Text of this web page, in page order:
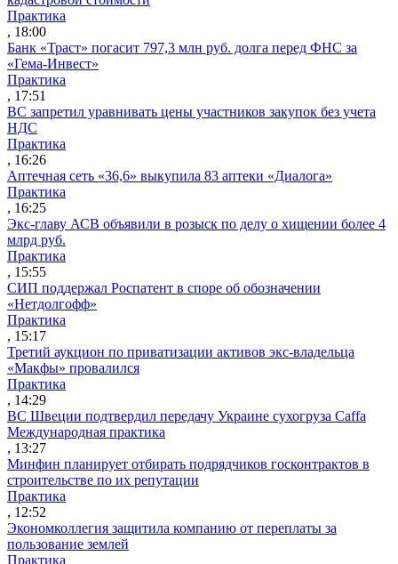
Практика
, 18:00
Банк «Траст» погасит 797,3 млн руб. долга перед ФНС за
«Гема-Инвест»
Практика
, 17:51
ВС запретил уравнивать цены участников закупок без учета
НДС
Практика
, 16:26
Аптечная сеть «36,6» выкупила 83 аптеки «Диалога»
Практика
, 16:25
Экс-главу АСВ объявили в розыск по делу о хищении более 4
млрд руб.
Практика
, 15:55
СИП поддержал Роспатент в споре об обозначении
«Нетдолгофф»
Практика
, 15:17
Третий аукцион по приватизации активов экс-владельца
«Макфы» провалился
Практика
, 14:29
ВС Швеции подтвердил передачу Украине сухогруза Caffa
Международная практика
, 13:27
Минфин планирует отбирать подрядчиков госконтрактов в
строительстве по их репутации
Практика
, 12:52
Экономколлегия защитила компанию от переплаты за
пользование землей
Практика